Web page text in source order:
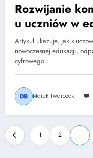
Rozwijanie
u uczniów w
Artykuł ukazuje, jak
nowoczesnej edukacji,
cyfrowego…
Marek Twarożek
Stronicowanie
wpisów
1 2